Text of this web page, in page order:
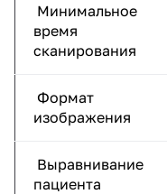
Минимальное
время
сканирования
Формат
изображения
Выравнивание
пациента